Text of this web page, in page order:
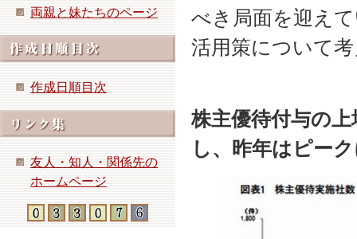
両親と妹たちのページ
作成日順目次
友人・知人・関係先の
ホームページ
べき局面を迎え
活用策について
株主優待付与の
し、昨年はピー